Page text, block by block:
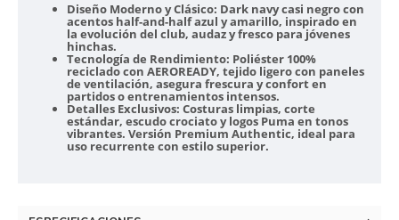
Diseño Moderno y Clásico: Dark navy casi negro con
acentos half-and-half azul y amarillo, inspirado en
la evolución del club, audaz y fresco para jóvenes
hinchas.
Tecnología de Rendimiento: Poliéster 100%
reciclado con AEROREADY, tejido ligero con paneles
de ventilación, asegura frescura y confort en
partidos o entrenamientos intensos.
Detalles Exclusivos: Costuras limpias, corte
estándar, escudo crociato y logos Puma en tonos
vibrantes. Versión Premium Authentic, ideal para
uso recurrente con estilo superior.